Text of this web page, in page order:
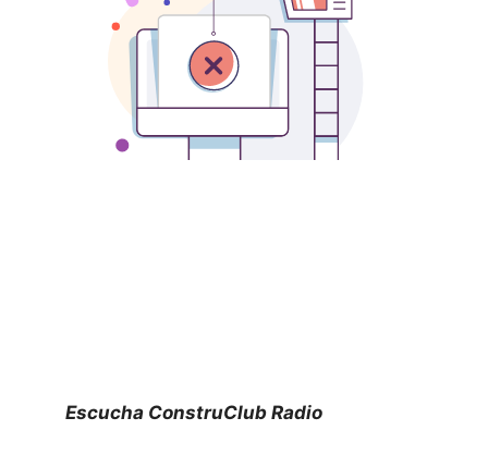
Escucha ConstruClub Radio